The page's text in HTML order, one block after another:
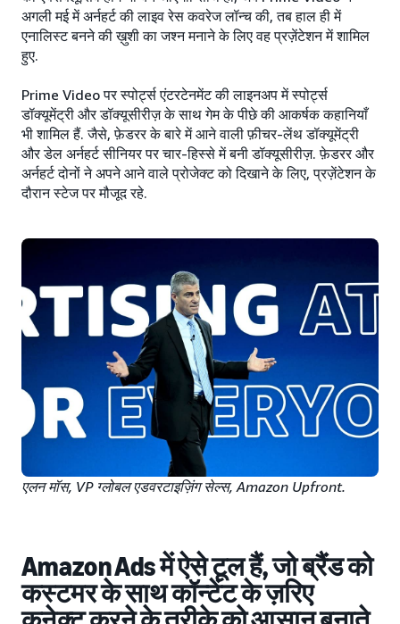
अगली मई में अर्नहर्ट की लाइव रेस कवरेज लॉन्च की, तब हाल ही में
एनालिस्ट बनने की ख़ुशी का जश्न मनाने के लिए वह प्रज़ेंटेशन में शामिल
हुए.
Prime Video पर स्पोर्ट्स एंटरटेनमेंट की लाइनअप में स्पोर्ट्स
डॉक्यूमेंट्री और डॉक्यूसीरीज़ के साथ गेम के पीछे की आकर्षक कहानियाँ
भी शामिल हैं. जैसे, फ़ेडरर के बारे में आने वाली फ़ीचर-लेंथ डॉक्यूमेंट्री
और डेल अर्नहर्ट सीनियर पर चार-हिस्से में बनी डॉक्यूसीरीज़. फ़ेडरर और
अर्नहर्ट दोनों ने अपने आने वाले प्रोजेक्ट को दिखाने के लिए, प्रज़ेंटेशन के
दौरान स्टेज पर मौजूद रहे.
एलन मॉस, VP ग्लोबल एडवरटाइज़िंग सेल्स, Amazon Upfront.
Amazon Ads में ऐसे टूल हैं, जो ब्रैंड को
कस्टमर के साथ कॉन्टेंट के ज़रिए